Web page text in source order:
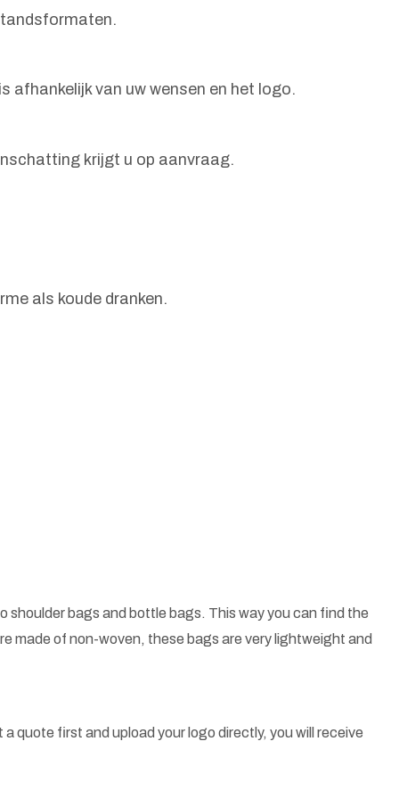
afhankelijk van uw wensen en het logo.
krijgt u op aanvraag.
als koude dranken.
bags and bottle bags. This way you can find the
made of non-woven, these bags are very lightweight and
quote first and upload your logo directly, you will receive